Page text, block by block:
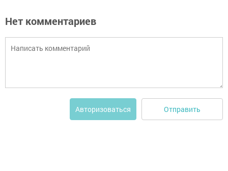
Нет комментариев
Авторизоваться Отправить